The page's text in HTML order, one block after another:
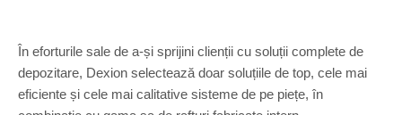
În eforturile sale de a-și sprijini clienții cu soluții complete de
depozitare, Dexion selectează doar soluțiile de top, cele mai
eficiente și cele mai calitative sisteme de pe piețe, în